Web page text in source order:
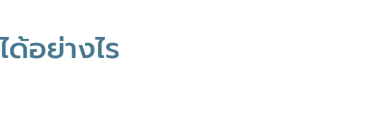
อย่างไร